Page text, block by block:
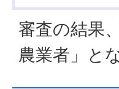
審査の結果
農業者」と